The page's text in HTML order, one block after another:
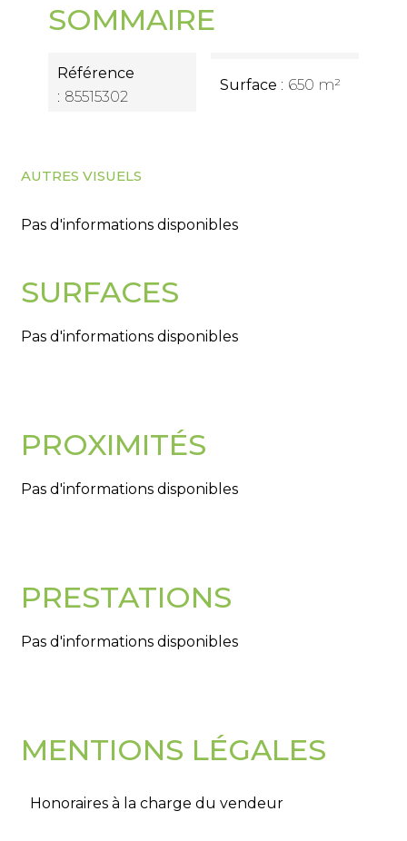
SOMMAIRE
Référence
85515302
Surface 650 m²
AUTRES VISUELS
Pas d'informations disponibles
SURFACES
Pas d'informations disponibles
PROXIMITÉS
Pas d'informations disponibles
PRESTATIONS
Pas d'informations disponibles
MENTIONS LÉGALES
Honoraires à la charge du vendeur